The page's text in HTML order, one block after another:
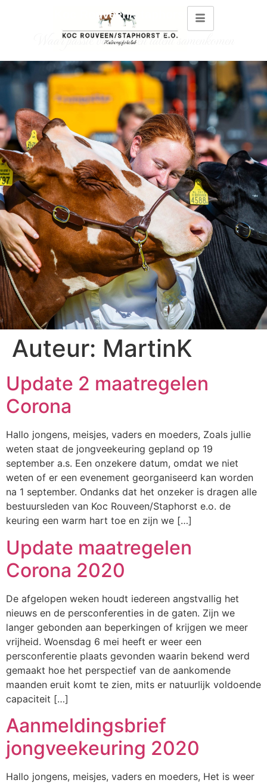
Koc Rouveen/Staphorst e.o.
Waar passie voor vee en talent samenkomen
Auteur: MartinK
Update 2 maatregelen
Corona
Hallo jongens, meisjes, vaders en moeders, Zoals jullie
weten staat de jongveekeuring gepland op 19
september a.s. Een onzekere datum, omdat we niet
weten of er een evenement georganiseerd kan worden
na 1 september. Ondanks dat het onzeker is dragen alle
bestuursleden van Koc Rouveen/Staphorst e.o. de
keuring een warm hart toe en zijn we […]
Update maatregelen
Corona 2020
De afgelopen weken houdt iedereen angstvallig het
nieuws en de persconferenties in de gaten. Zijn we
langer gebonden aan beperkingen of krijgen we meer
vrijheid. Woensdag 6 mei heeft er weer een
persconferentie plaats gevonden waarin bekend werd
gemaakt hoe het perspectief van de aankomende
maanden eruit komt te zien, mits er natuurlijk voldoende
capaciteit […]
Aanmeldingsbrief
jongveekeuring 2020
Hallo jongens, meisjes, vaders en moeders, Het is weer